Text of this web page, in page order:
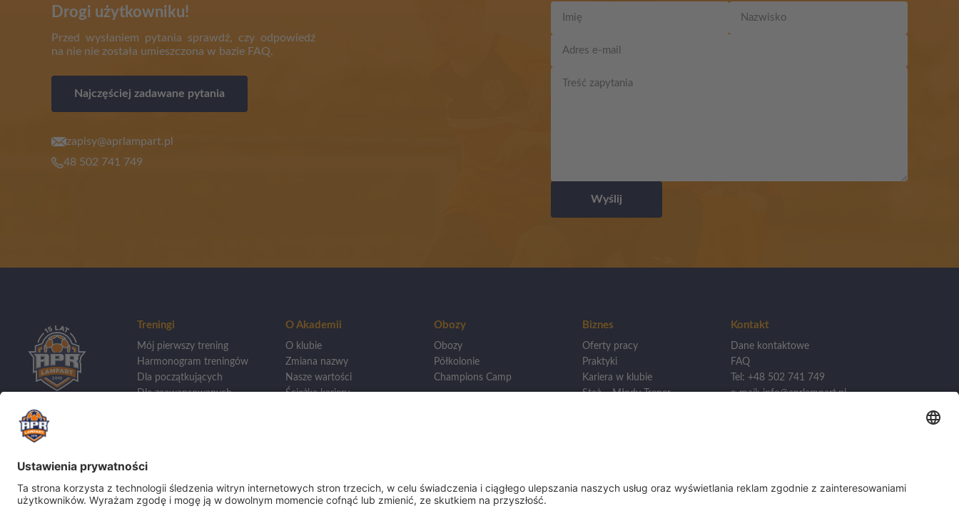
Drogi użytkowniku!
Przed wysłaniem pytania sprawdź, czy odpowiedź
na nie nie została umieszczona w bazie FAQ.
Najczęściej zadawane pytania
zapisy@aprlampart.pl
48 502 741 749
Wyślij
Treningi
Mój pierwszy trening
Harmonogram treningów
Dla początkujących
Dla zaawansowanych
O Akademii
O klubie
Zmiana nazwy
Nasze wartości
Ścieżka kariery
Turnieje i ligi
Sukcesy
Obozy
Obozy
Półkolonie
Champions Camp
Biznes
Oferty pracy
Praktyki
Kariera w klubie
Staż – Młody Trener
Kontakt
Dane kontaktowe
FAQ
Tel: +48 502 741 749
e-mail: info@aprlampart.pl